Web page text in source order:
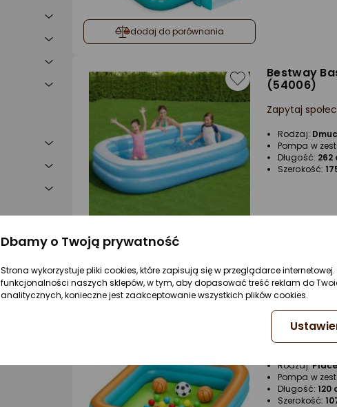
dodaj do porównania
Bestway
(54006)
Zapytaj
Rodzaj:
Pompa w
Długość: 262
Szerokość:
Bestway
Piłeczki i
Zapytaj
Rodzaj:
Pompa w
Długość: 120
Szerokość:
Dbamy o Twoją prywatność
Strona wykorzystuje pliki cookies, które zapisują się w przeglądarce
funkcjonalności naszych sklepów, w tym, aby dopasować treść reklam do
analitycznych, konieczne jest zaakceptowanie wszystkich plików cookies.